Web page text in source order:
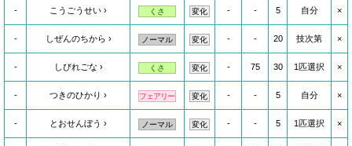
- こうごうせい くさ 変化 - - 5 自分 ×
- しぜんのちから ノーマル 変化 - - 20 技次第 ×
- しびれごな くさ 変化 - 75 30 1匹選択 ×
- つきのひかり フェアリー 変化 - - 5 自分 ×
- とおせんぼう ノーマル 変化 - - 5 1匹選択 ×